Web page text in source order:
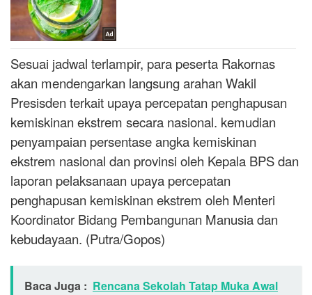
Sesuai jadwal terlampir, para peserta Rakornas
akan mendengarkan langsung arahan Wakil
Presisden terkait upaya percepatan penghapusan
kemiskinan ekstrem secara nasional. kemudian
penyampaian persentase angka kemiskinan
ekstrem nasional dan provinsi oleh Kepala BPS dan
laporan pelaksanaan upaya percepatan
penghapusan kemiskinan ekstrem oleh Menteri
Koordinator Bidang Pembangunan Manusia dan
kebudayaan. (Putra/Gopos)
Baca Juga : Rencana Sekolah Tatap Muka Awal